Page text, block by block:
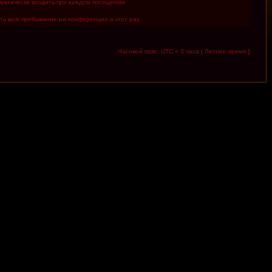
входить при каждом посещении
моё пребывание на конференции в этот раз
Часовой пояс: UTC + 3 часа [ Летнее время ]